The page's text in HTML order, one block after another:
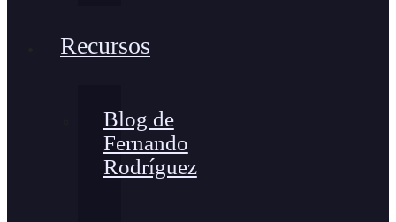
Recursos
Blog de
Fernando
Rodríguez